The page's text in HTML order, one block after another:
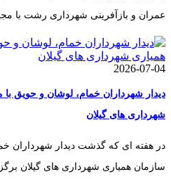
عمران و بازآفرینی شهرداری رشت با
2026-07-04
دیدار شهرداران خمام، لوشان و حویق
شهرداری های گیلان
در هفته ای که گذشت دیدار شهرداران
سازمان همیاری شهرداری های گیلان